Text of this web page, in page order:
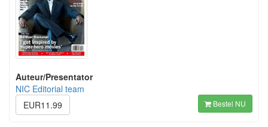
Auteur/Presentator
NIC Editorial team
EUR11.99
Bestel NU